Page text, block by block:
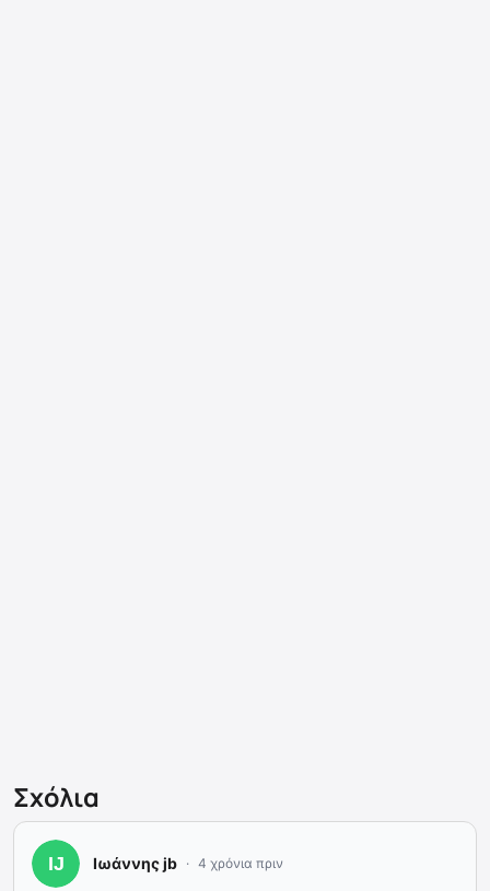
Σχόλια
Ιωάννης jb 4 χρόνια πριν